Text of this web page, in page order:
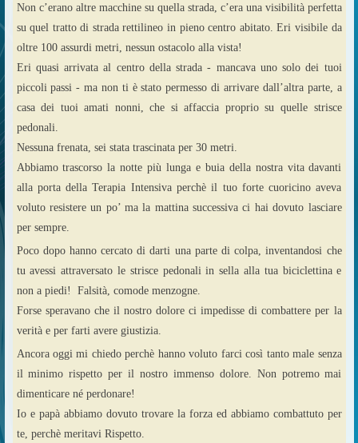
Non c’erano altre macchine su quella strada, c’era una visibilità perfetta
su quel tratto di strada rettilineo in pieno centro abitato. Eri visibile da
oltre 100 assurdi metri, nessun ostacolo alla vista!
Eri quasi arrivata al centro della strada - mancava uno solo dei tuoi
piccoli passi - ma non ti è stato permesso di arrivare dall’altra parte, a
casa dei tuoi amati nonni, che si affaccia proprio su quelle strisce
pedonali.
Nessuna frenata, sei stata trascinata per 30 metri.
Abbiamo trascorso la notte più lunga e buia della nostra vita davanti
alla porta della Terapia Intensiva perchè il tuo forte cuoricino aveva
voluto resistere un po’ ma la mattina successiva ci hai dovuto lasciare
per sempre.
Poco dopo hanno cercato di darti una parte di colpa, inventandosi che
tu avessi attraversato le strisce pedonali in sella alla tua biciclettina e
non a piedi! Falsità, comode menzogne.
Forse speravano che il nostro dolore ci impedisse di combattere per la
verità e per farti avere giustizia.
Ancora oggi mi chiedo perchè hanno voluto farci così tanto male senza
il minimo rispetto per il nostro immenso dolore. Non potremo mai
dimenticare né perdonare!
Io e papà abbiamo dovuto trovare la forza ed abbiamo combattuto per
te, perchè meritavi Rispetto.